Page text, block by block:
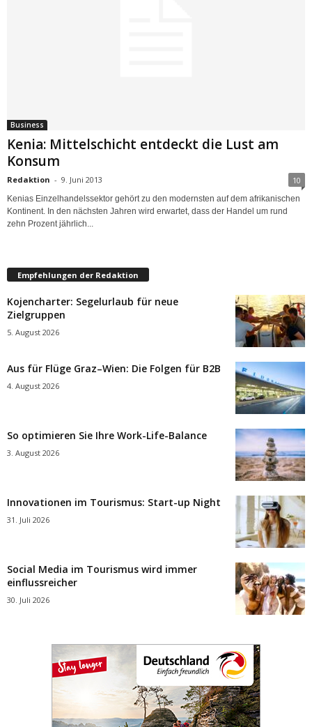
Business
Kenia: Mittelschicht entdeckt die Lust am
Konsum
Redaktion - 9. Juni 2013 10
Kenias Einzelhandelssektor gehört zu den modernsten auf dem afrikanischen
Kontinent. In den nächsten Jahren wird erwartet, dass der Handel um rund
zehn Prozent jährlich...
Empfehlungen der Redaktion
Kojencharter: Segelurlaub für neue
Zielgruppen
5. August 2026
Aus für Flüge Graz–Wien: Die Folgen für B2B
4. August 2026
So optimieren Sie Ihre Work-Life-Balance
3. August 2026
Innovationen im Tourismus: Start-up Night
31. Juli 2026
Social Media im Tourismus wird immer
einflussreicher
30. Juli 2026